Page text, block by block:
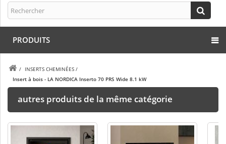
PRODUITS
/ INSERTS CHEMINÉES /
Insert à bois - LA NORDICA Inserto 70 PRS Wide 8.1 kW
autres produits de la même catégorie